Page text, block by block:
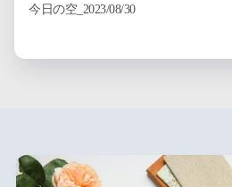
今日の空_2023/08/30